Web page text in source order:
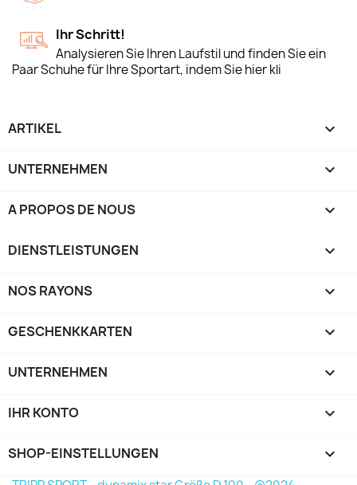
Ihr Schritt!
Analysieren Sie Ihren Laufstil und finden Sie ein
Paar Schuhe für Ihre Sportart, indem Sie hier kli
ARTIKEL 
UNTERNEHMEN 
A PROPOS DE NOUS 
DIENSTLEISTUNGEN 
NOS RAYONS 
GESCHENKKARTEN 
UNTERNEHMEN 
IHR KONTO 
SHOP-EINSTELLUNGEN keyboard_arrow_down